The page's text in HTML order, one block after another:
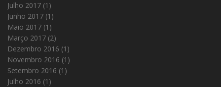
Julho 2017 (1)
Junho 2017 (1)
Maio 2017 (1)
Março 2017 (2)
Dezembro 2016 (1)
Novembro 2016 (1)
Setembro 2016 (1)
Julho 2016 (1)